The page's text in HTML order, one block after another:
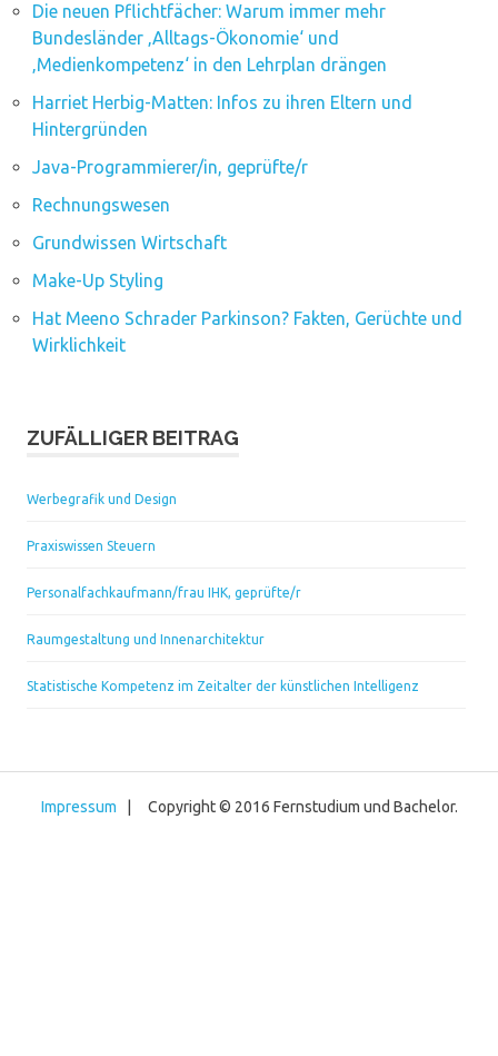
Die neuen Pflichtfächer: Warum immer mehr
Bundesländer ‚Alltags-Ökonomie‘ und
‚Medienkompetenz‘ in den Lehrplan drängen
Harriet Herbig-Matten: Infos zu ihren Eltern und
Hintergründen
Java-Programmierer/in, geprüfte/r
Rechnungswesen
Grundwissen Wirtschaft
Make-Up Styling
Hat Meeno Schrader Parkinson? Fakten, Gerüchte und
Wirklichkeit
ZUFÄLLIGER BEITRAG
Werbegrafik und Design
Praxiswissen Steuern
Personalfachkaufmann/frau IHK, geprüfte/r
Raumgestaltung und Innenarchitektur
Statistische Kompetenz im Zeitalter der künstlichen Intelligenz
Impressum | Copyright © 2016 Fernstudium und Bachelor.